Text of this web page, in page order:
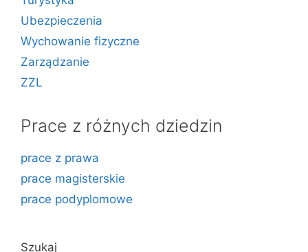
Ubezpieczenia
Wychowanie fizyczne
Zarządzanie
ZZL
Prace z różnych dziedzin
prace z prawa
prace magisterskie
prace podyplomowe
Szukaj